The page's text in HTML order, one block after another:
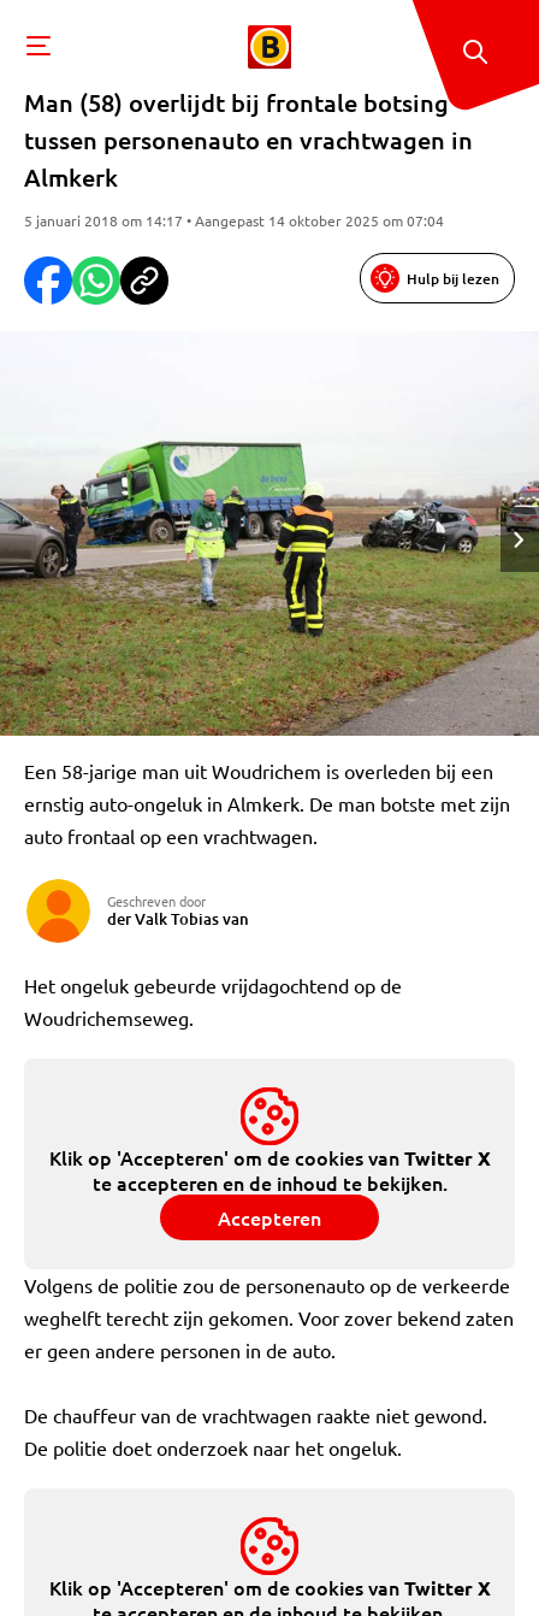
Man (58) overlijdt bij frontale botsing
tussen personenauto en vrachtwagen in
Almkerk
5 januari 2018 om 14:17 • Aangepast 14 oktober 2025 om 07:04
Hulp bij lezen
Een 58-jarige man uit Woudrichem is overleden bij een
ernstig auto-ongeluk in Almkerk. De man botste met zijn
auto frontaal op een vrachtwagen.
Geschreven door
der Valk Tobias van
Het ongeluk gebeurde vrijdagochtend op de
Woudrichemseweg.
Klik op 'Accepteren' om de cookies vanTwitter X
te accepteren en de inhoud te bekijken.
Accepteren
Volgens de politie zou de personenauto op de verkeerde
weghelft terecht zijn gekomen. Voor zover bekend zaten
er geen andere personen in de auto.
De chauffeur van de vrachtwagen raakte niet gewond.
De politie doet onderzoek naar het ongeluk.
Klik op 'Accepteren' om de cookies vanTwitter X